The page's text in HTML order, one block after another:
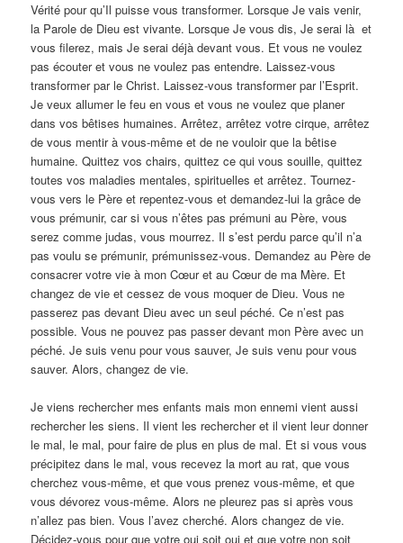
Vérité pour qu’Il puisse vous transformer. Lorsque Je vais venir,
la Parole de Dieu est vivante. Lorsque Je vous dis, Je serai là et
vous filerez, mais Je serai déjà devant vous. Et vous ne voulez
pas écouter et vous ne voulez pas entendre. Laissez-vous
transformer par le Christ. Laissez-vous transformer par l’Esprit.
Je veux allumer le feu en vous et vous ne voulez que planer
dans vos bêtises humaines. Arrêtez, arrêtez votre cirque, arrêtez
de vous mentir à vous-même et de ne vouloir que la bêtise
humaine. Quittez vos chairs, quittez ce qui vous souille, quittez
toutes vos maladies mentales, spirituelles et arrêtez. Tournez-
vous vers le Père et repentez-vous et demandez-lui la grâce de
vous prémunir, car si vous n’êtes pas prémuni au Père, vous
serez comme judas, vous mourrez. Il s’est perdu parce qu’il n’a
pas voulu se prémunir, prémunissez-vous. Demandez au Père de
consacrer votre vie à mon Cœur et au Cœur de ma Mère. Et
changez de vie et cessez de vous moquer de Dieu. Vous ne
passerez pas devant Dieu avec un seul péché. Ce n’est pas
possible. Vous ne pouvez pas passer devant mon Père avec un
péché. Je suis venu pour vous sauver, Je suis venu pour vous
sauver. Alors, changez de vie.
Je viens rechercher mes enfants mais mon ennemi vient aussi
rechercher les siens. Il vient les rechercher et il vient leur donner
le mal, le mal, pour faire de plus en plus de mal. Et si vous vous
précipitez dans le mal, vous recevez la mort au rat, que vous
cherchez vous-même, et que vous prenez vous-même, et que
vous dévorez vous-même. Alors ne pleurez pas si après vous
n’allez pas bien. Vous l’avez cherché. Alors changez de vie.
Décidez-vous pour que votre oui soit oui et que votre non soit